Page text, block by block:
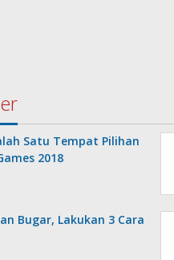
Satu Tempat Pilihan
2018
Bugar, Lakukan 3 Cara